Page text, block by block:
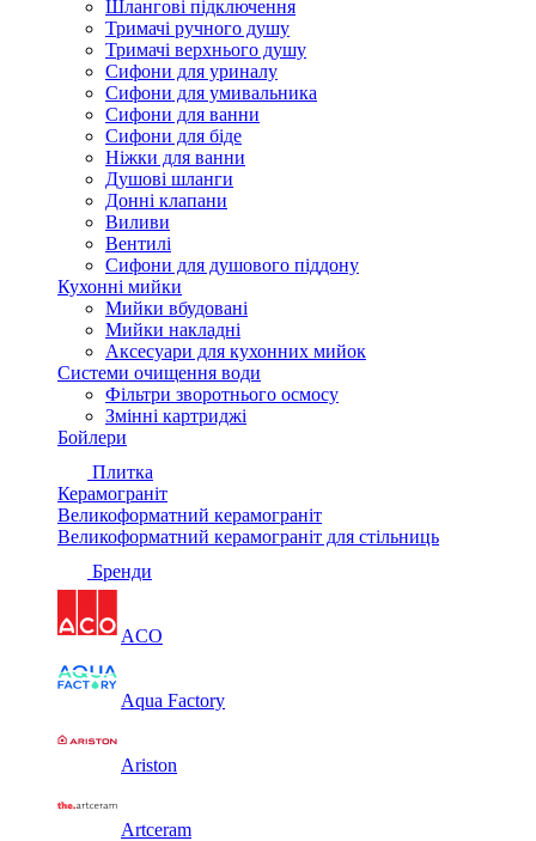
Шлангові підключення
Тримачі ручного душу
Тримачі верхнього душу
Сифони для уриналу
Сифони для умивальника
Сифони для ванни
Сифони для біде
Ніжки для ванни
Душові шланги
Донні клапани
Виливи
Вентилі
Сифони для душового піддону
Кухонні мийки
Мийки вбудовані
Мийки накладні
Аксесуари для кухонних мийок
Системи очищення води
Фільтри зворотнього осмосу
Змінні картриджі
Бойлери
Плитка
Керамограніт
Великоформатний керамограніт
Великоформатний керамограніт для стільниць
Бренди
ACO
Aqua Factory
Ariston
Artceram